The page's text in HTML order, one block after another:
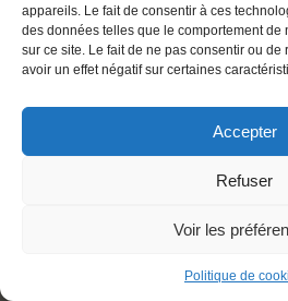
appareils. Le fait de consentir à ces
des données telles que le comportement
sur ce site. Le fait de ne pas consentir ou
avoir un effet négatif sur certaines
Accepter
Refuser
Voir les
Politique de